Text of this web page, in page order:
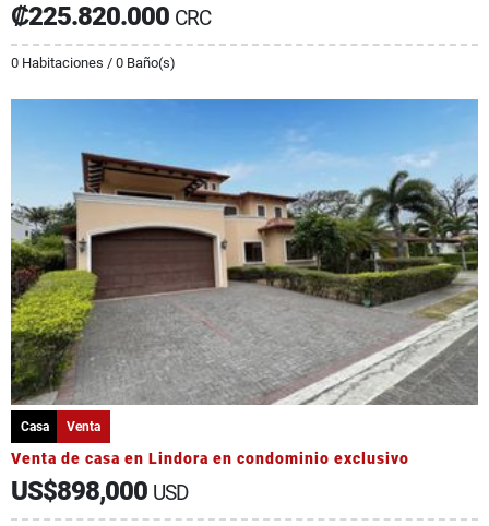
₡225.820.000 CRC
0 Habitaciones / 0 Baño(s)
Casa Venta
Venta de casa en Lindora en condominio exclusivo
US$898,000 USD